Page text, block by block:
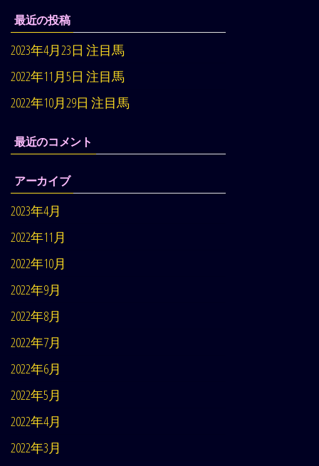
ビ
ゲ
ー
シ
ョ
ン
最近の投稿
2023年4月23日 注目馬
2022年11月5日 注目馬
2022年10月29日 注目馬
最近のコメント
アーカイブ
2023年4月
2022年11月
2022年10月
2022年9月
2022年8月
2022年7月
2022年6月
2022年5月
2022年4月
2022年3月